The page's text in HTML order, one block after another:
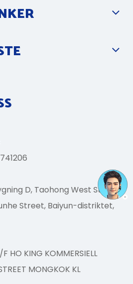
D, Taohong West Street
Street, Baiyun-distriktet,
HO KING KOMMERSIELL
MONGKOK KL